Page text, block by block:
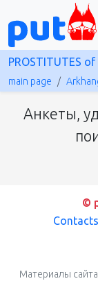
PROSTITUTES
main page
Анкеты,
©
Материалы